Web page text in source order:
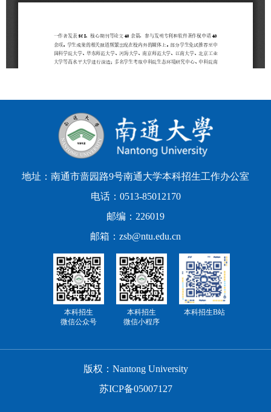
地址：南通市啬园路9号南通大学本科招生工作办公室
电话：0513-85012170
邮编：226019
邮箱：zsb@ntu.edu.cn
本科招生
微信公众号
本科招生
微信小程序
本科招生B站
版权：Nantong University
苏ICP备05007127